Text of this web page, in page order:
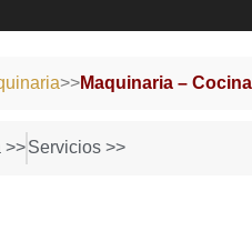
>>Maquinaria –
>> Servicios >>